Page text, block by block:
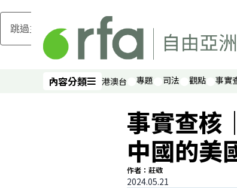
跳過主要內容
內容分類
內容分類 港澳台 專題 司法 觀點 事實
事實查核
中國的美
作者：莊敬
2024.05.21